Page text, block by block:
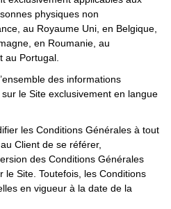
physiques non
au Royaume Uni, en Belgique,
en Roumanie, au
au Portugal.
des informations
le Site exclusivement en langue
les Conditions Générales à tout
Client de se référer,
des Conditions Générales
le Site. Toutefois, les Conditions
en vigueur à la date de la